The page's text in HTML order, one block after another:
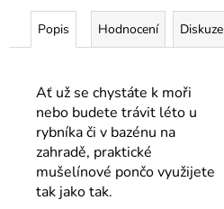
Popis Hodnocení Diskuze
Ať už se chystáte k moři
nebo budete trávit léto u
rybníka či v bazénu na
zahradě, praktické
mušelínové pončo využijete
tak jako tak.